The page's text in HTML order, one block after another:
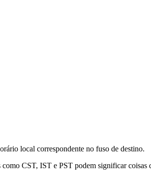
local correspondente no fuso de destino.
CST, IST e PST podem significar coisas